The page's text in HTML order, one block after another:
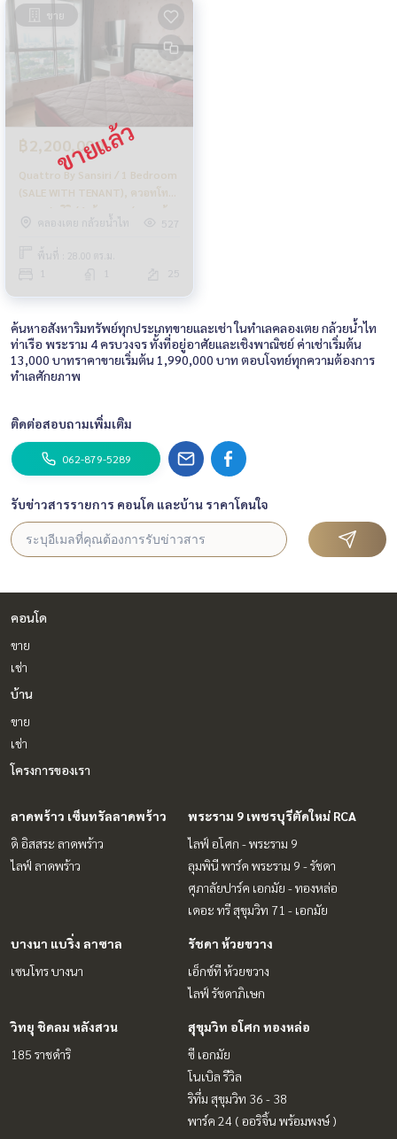
ขาย
฿2,200,000
Quattro By Sansiri / 1 Bedroom
(SALE WITH TENANT), ควอทโทร
บาย แสนสิริ / 1 ห้องนอน (ขายพร้อม
ผู้เช่า) HL1461
คลองเตย กล้วยน้ำไท 527
พื้นที่ : 28.00 ตร.ม.
1 1 25
ค้นหาอสังหาริมทรัพย์ทุกประเภทขายและเช่า ในทำเลคลองเตย กล้วยน้ำไท
ท่าเรือ พระราม 4 ครบวงจร ทั้งที่อยู่อาศัยและเชิงพาณิชย์ ค่าเช่าเริ่มต้น
13,000 บาทราคาขายเริ่มต้น 1,990,000 บาท ตอบโจทย์ทุกความต้องการ
ทำเลศักยภาพ
ติดต่อสอบถามเพิ่มเติม
062-879-5289
รับข่าวสารรายการ คอนโด และบ้าน ราคาโดนใจ
คอนโด
ขาย
เช่า
บ้าน
ขาย
เช่า
โครงการของเรา
ลาดพร้าว เซ็นทรัลลาดพร้าว
ดิ อิสสระ ลาดพร้าว
ไลฟ์ ลาดพร้าว
พระราม 9 เพชรบุรีตัดใหม่ RCA
ไลฟ์ อโศก - พระราม 9
ลุมพินี พาร์ค พระราม 9 - รัชดา
ศุภาลัยปาร์ค เอกมัย - ทองหล่อ
เดอะ ทรี สุขุมวิท 71 - เอกมัย
บางนา แบริ่ง ลาซาล
เซนโทร บางนา
รัชดา ห้วยขวาง
เอ็กซ์ที ห้วยขวาง
ไลฟ์ รัชดาภิเษก
วิทยุ ชิดลม หลังสวน
185 ราชดำริ
สุขุมวิท อโศก ทองหล่อ
ซี เอกมัย
โนเบิล รีวิล
ริทึ่ม สุขุมวิท 36 - 38
พาร์ค 24 ( ออริจิ้น พร้อมพงษ์ )